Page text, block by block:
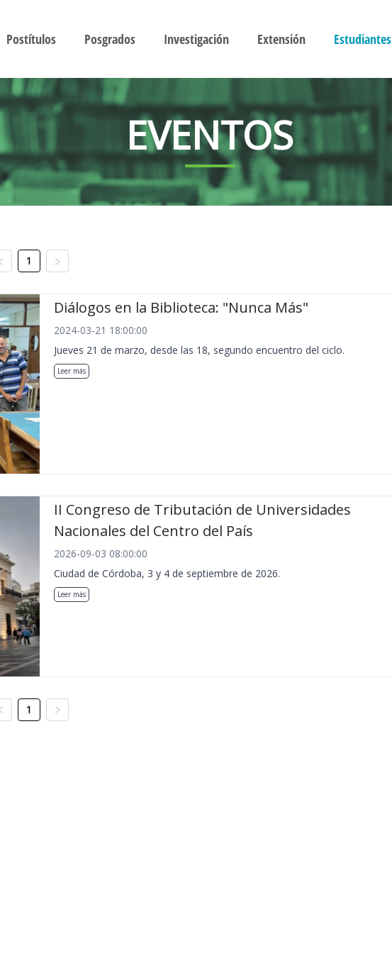
Postítulos Posgrados Investigación Extensión Estudiantes
EVENTOS
1
Diálogos en la Biblioteca: "Nunca Más"
2024-03-21 18:00:00
Jueves 21 de marzo, desde las 18, segundo encuentro del ciclo.
Leer más
II Congreso de Tributación de Universidades
Nacionales del Centro del País
2026-09-03 08:00:00
Ciudad de Córdoba, 3 y 4 de septiembre de 2026.
Leer más
1